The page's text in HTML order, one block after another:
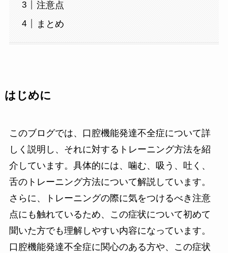
注意点
まとめ
はじめに
このブログでは、口腔機能発達不全症について詳
しく説明し、それに対するトレーニング方法を紹
介しています。具体的には、噛む、吸う、吐く、
舌のトレーニング方法について解説しています。
さらに、トレーニングの際に気をつけるべき注意
点にも触れているため、この症状について初めて
聞いた方でも理解しやすい内容になっています。
口腔機能発達不全症に関心のある方や、この症状